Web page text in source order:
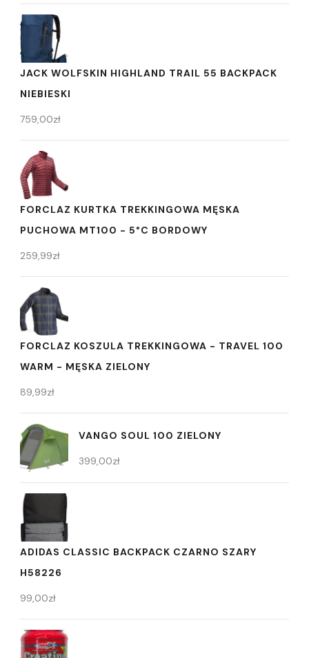
JACK WOLFSKIN HIGHLAND TRAIL 55 BACKPACK
NIEBIESKI
759,00zł
FORCLAZ KURTKA TREKKINGOWA MĘSKA
PUCHOWA MT100 - 5°C BORDOWY
259,99zł
FORCLAZ KOSZULA TREKKINGOWA - TRAVEL 100
WARM - MĘSKA ZIELONY
89,99zł
VANGO SOUL 100 ZIELONY
399,00zł
ADIDAS CLASSIC BACKPACK CZARNO SZARY
H58226
99,00zł